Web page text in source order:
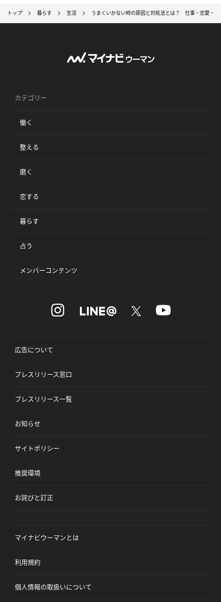
トップ 暮らす 生活 うまくいかない時の原因と対処法とは？ 仕事・恋愛・人
カテゴリー
働く
整える
磨く
恋する
暮らす
占う
メンバーコンテンツ
広告について
プレスリリース窓口
プレスリリース一覧
お知らせ
サイトポリシー
推奨環境
お詫びと訂正
マイナビウーマンとは
利用規約
個人情報の取扱いについて